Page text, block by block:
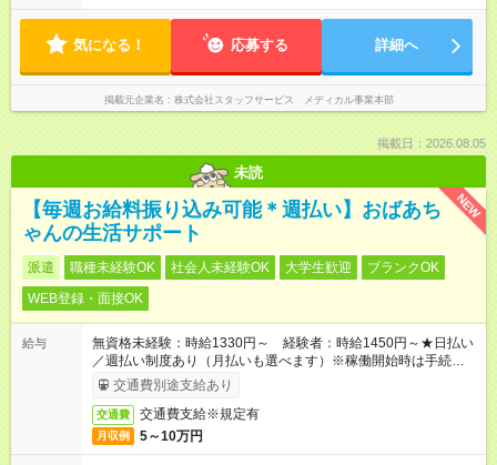
気になる！ 応募する 詳細へ
掲載元企業名 株式会社スタッフサービス メディカル事業本部
掲載日：2026.08.05
未読
NEW
【毎週お給料振り込み可能＊週払い】おばあち
ゃんの生活サポート
派遣 職種未経験OK 社会人未経験OK 大学生歓迎
ブランクOK
WEB登録・面接OK
給与
無資格未経験：時給1330円～ 経験者：時給1450円～★日払い
／週払い制度あり（月払いも選べます）※稼働開始時は手続き完
了次第のお支払いとなります。
交通費別途支給あり
交通費 交通費支給※規定有
月収例 5～10万円